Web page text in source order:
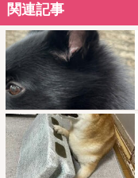
関連記事